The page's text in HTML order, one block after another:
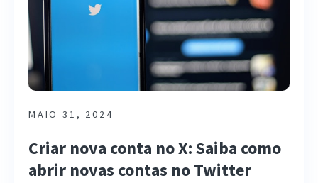
MAIO 31, 2024
Criar nova conta no X: Saiba como
abrir novas contas no Twitter